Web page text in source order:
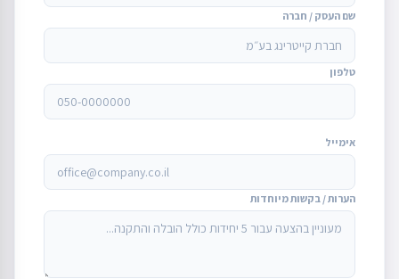
שם העסק / חברה
טלפון
אימייל
הערות / בקשות מיוחדות